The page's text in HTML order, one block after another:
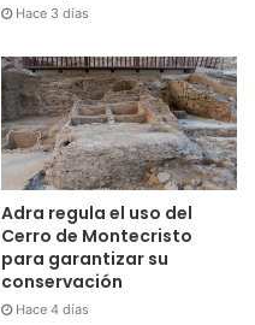
Hace 3 días
Adra regula el uso del
Cerro de Montecristo
para garantizar su
conservación
Hace 4 días